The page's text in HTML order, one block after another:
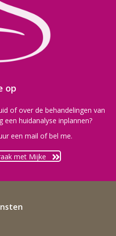
op
of over de behandelingen van
een huidanalyse inplannen?
een mail of bel me.
met Mijke